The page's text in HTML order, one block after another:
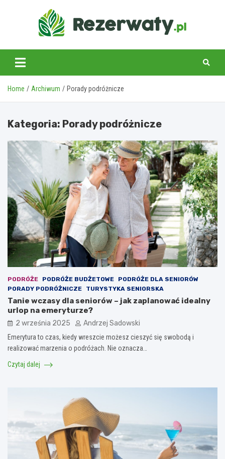
Home Archiwum Porady podróżnicze
Kategoria: Porady podróżnicze
PODRÓŻE PODRÓŻE BUDŻETOWE
PODRÓŻE DLA SENIORÓW
PORADY PODRÓŻNICZE
TURYSTYKA SENIORSKA
Tanie wczasy dla seniorów – jak zaplanować idealny
urlop na emeryturze?
2 września 2025 Andrzej Sadowski
Emerytura to czas, kiedy wreszcie możesz cieszyć się swobodą i
realizować marzenia o podróżach. Nie oznacza…
Czytaj dalej